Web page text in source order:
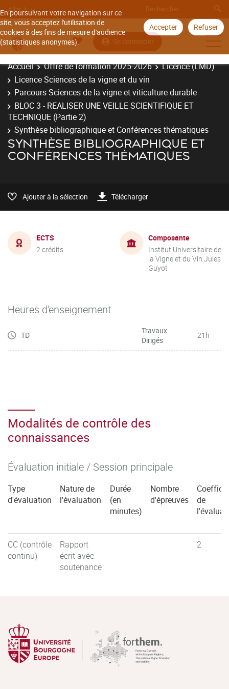
En poursuivant votre navigation sur ce
site, vous acceptez l'utilisation de
cookies à des fins de mesure d'audience
(statistiques anonymes).
Accepter Refuser
Aller à
Se connecter
Accueil Offre de formation 2025-2026
Licence (LMD)
Licence Sciences de la vigne et du vin
Parcours Sciences de la vigne et viticulture durable
BLOC 3 - REALISER UNE VEILLE SCIENTIFIQUE ET
TECHNIQUE (Partie 2)
Synthèse bibliographique et Conférences thématiques
SYNTHÈSE BIBLIOGRAPHIQUE ET
CONFÉRENCES THÉMATIQUES
Ajouter à la sélection Télécharger
ECTS
2 crédits
Composante
Institut Universitaire de
la Vigne et du Vin Jules
Guyot
Heures d'enseignement
TD
Travaux
Dirigés
21h
Modalités de contrôle des
connaissances
Évaluation initiale / Session principale
Type
d'évaluation
Nature de
l'évaluation
Durée
(en
minutes)
Nombre
d'épreuves
de
CC (contrôle
continu)
Rapport
écrit avec
soutenance
2